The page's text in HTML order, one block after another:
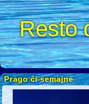
Resto
Prago ĉi semajne